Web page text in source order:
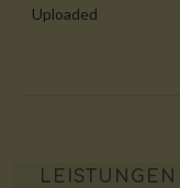
Uploaded
LEISTUNGEN